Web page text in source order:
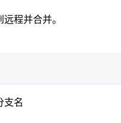
程并合并。
支名